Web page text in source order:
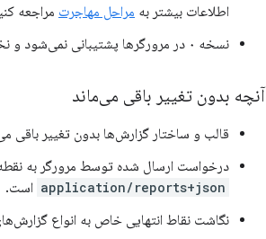
اطلاعات بیشتر به مراحل مهاجرت مراجعه
نسخه ۰ در مرورگرها پشتیبانی نمی‌شود و نخواهد شد. نسخه ۱ احتمالاً در آینده در مرورگرهای مختلف پشتیبانی خواهد شد.
آنچه بدون تغییر باقی می‌ماند
قالب و ساختار گزارش‌ها بدون تغییر باقی
درخواست ارسال شده توسط مرورگر به
application/reports+json است.
نگاشت نقاط انتهایی خاص به انواع گزارش‌های خاص، هم در نسخه